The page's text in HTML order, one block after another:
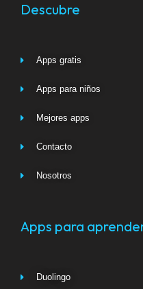
Descubre
Apps gratis
Apps para niños
Mejores apps
Contacto
Nosotros
Apps para
Duolingo